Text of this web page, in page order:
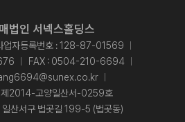
법인 서넥스홀딩스
업자등록번호 : 128-87-01569
FAX : 0504-210-6694
제2014-고양일산서-0259호
일산서구 법곳길 199-5 (법곳동)